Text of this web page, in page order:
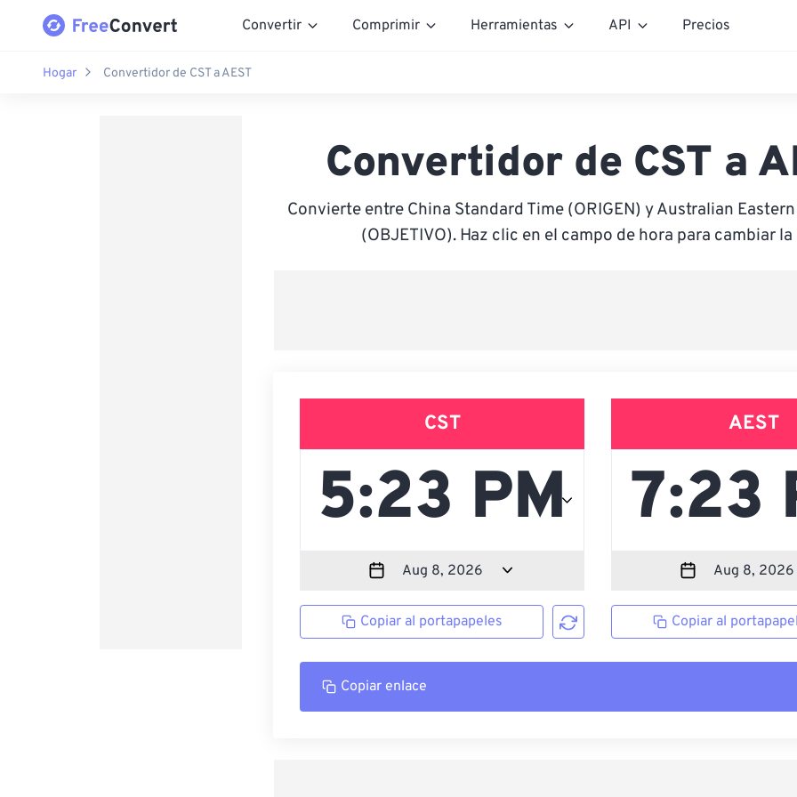
Convertir Comprimir Herramientas API Precios
Hogar Convertidor de CST a AEST
Convertidor de CST a
Convierte entre China Standard Time (ORIGEN) y Australian
(OBJETIVO). Haz clic en el campo de hora para cambiar la
CST
Copiar al portapapeles
AEST
Copiar al
Copiar enlace